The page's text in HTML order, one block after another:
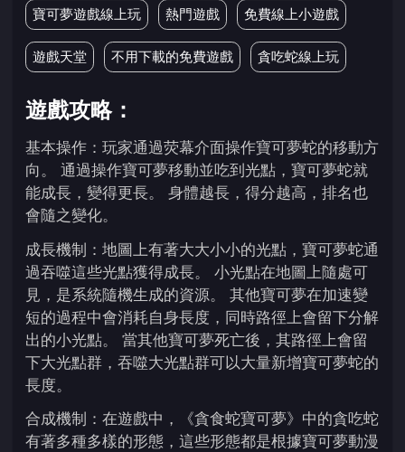
寶可夢遊戲線上玩 熱門遊戲 免費線上小遊戲
遊戲天堂 不用下載的免費遊戲 貪吃蛇線上玩
遊戲攻略：
基本操作：玩家通過荧幕介面操作寶可夢蛇的移動方
向。 通過操作寶可夢移動並吃到光點，寶可夢蛇就
能成長，變得更長。 身體越長，得分越高，排名也
會隨之變化。
成長機制：地圖上有著大大小小的光點，寶可夢蛇通
過吞噬這些光點獲得成長。 小光點在地圖上隨處可
見，是系統隨機生成的資源。 其他寶可夢在加速變
短的過程中會消耗自身長度，同時路徑上會留下分解
出的小光點。 當其他寶可夢死亡後，其路徑上會留
下大光點群，吞噬大光點群可以大量新增寶可夢蛇的
長度。
合成機制：在遊戲中，《貪食蛇寶可夢》中的貪吃蛇
有著多種多樣的形態，這些形態都是根據寶可夢動漫